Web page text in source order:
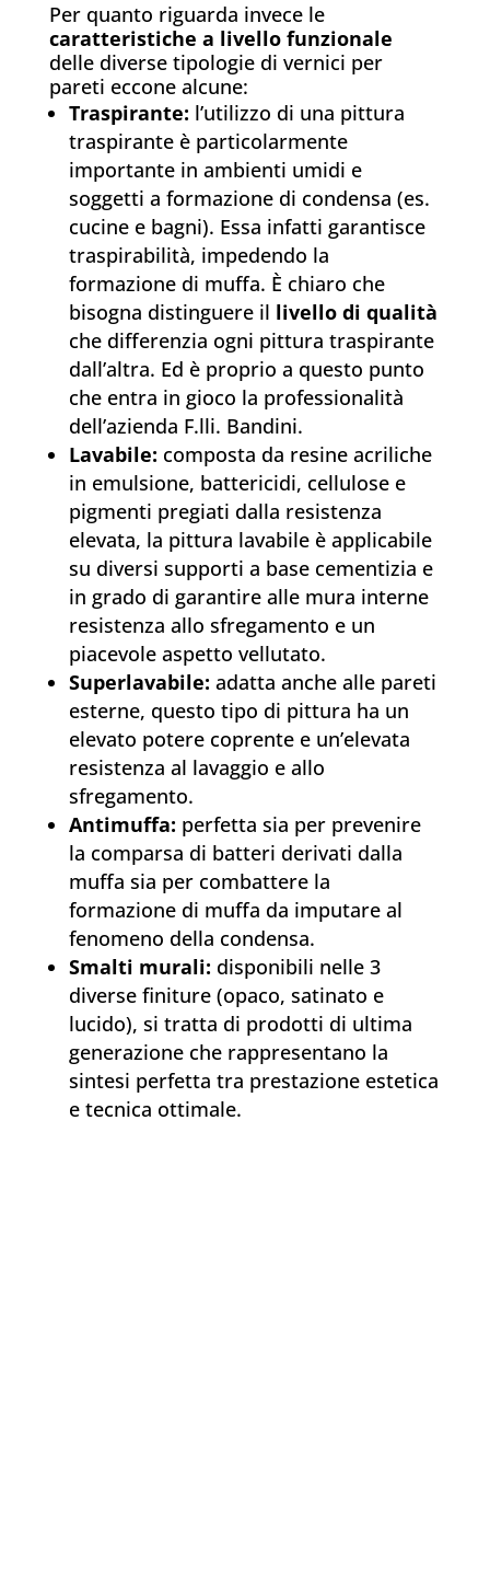
Per quanto riguarda invece le
caratteristiche a livello funzionale
delle diverse tipologie di vernici per
pareti eccone alcune:
Traspirante: l’utilizzo di una pittura
traspirante è particolarmente
importante in ambienti umidi e
soggetti a formazione di condensa (es.
cucine e bagni). Essa infatti garantisce
traspirabilità, impedendo la
formazione di muffa. È chiaro che
bisogna distinguere il livello di qualità
che differenzia ogni pittura traspirante
dall’altra. Ed è proprio a questo punto
che entra in gioco la professionalità
dell’azienda F.lli. Bandini.
Lavabile: composta da resine acriliche
in emulsione, battericidi, cellulose e
pigmenti pregiati dalla resistenza
elevata, la pittura lavabile è applicabile
su diversi supporti a base cementizia e
in grado di garantire alle mura interne
resistenza allo sfregamento e un
piacevole aspetto vellutato.
Superlavabile: adatta anche alle pareti
esterne, questo tipo di pittura ha un
elevato potere coprente e un’elevata
resistenza al lavaggio e allo
sfregamento.
Antimuffa: perfetta sia per prevenire
la comparsa di batteri derivati dalla
muffa sia per combattere la
formazione di muffa da imputare al
fenomeno della condensa.
Smalti murali: disponibili nelle 3
diverse finiture (opaco, satinato e
lucido), si tratta di prodotti di ultima
generazione che rappresentano la
sintesi perfetta tra prestazione estetica
e tecnica ottimale.